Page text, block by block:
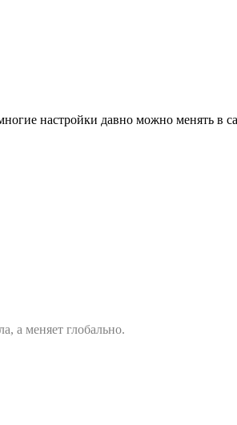
настройки давно можно менять в
а меняет глобально.